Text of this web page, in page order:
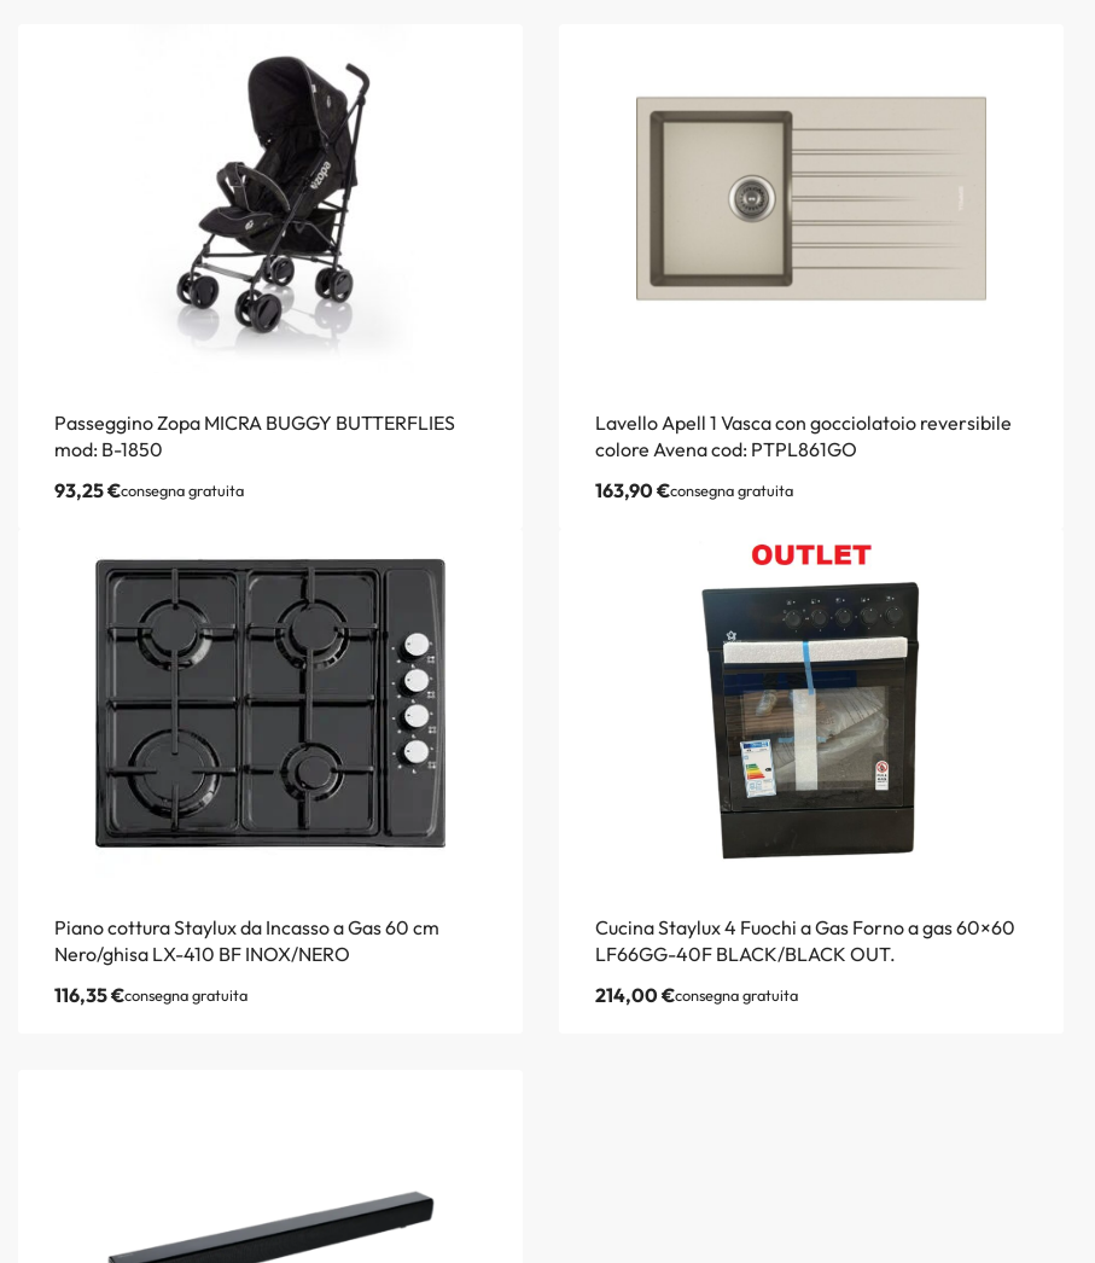
Passeggino Zopa MICRA BUGGY BUTTERFLIES
mod: B-1850
93,25€consegna gratuita
Lavello Apell 1 Vasca con gocciolatoio reversibile
colore Avena cod: PTPL861GO
163,90€consegna gratuita
Piano cottura Staylux da Incasso a Gas 60 cm
Nero/ghisa LX-410 BF INOX/NERO
116,35€consegna gratuita
Cucina Staylux 4 Fuochi a Gas Forno a gas 60×60
LF66GG-40F BLACK/BLACK OUT.
214,00€consegna gratuita